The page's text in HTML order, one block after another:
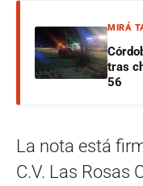
MIRÁ
tras
56
La nota está
C.V. Las Rosas